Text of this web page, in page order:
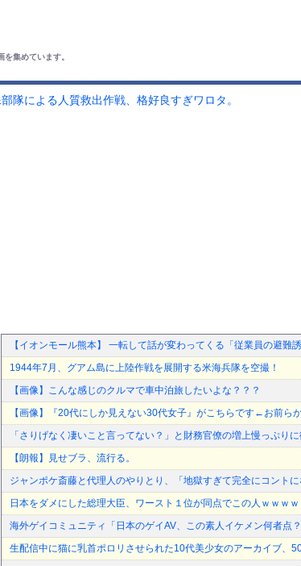
集めています。
隊による人質救出作戦、格好良すぎワロタ。
【イオンモール熊本】 一転して話が変わってくる「従業員の避難
1944年7月、グアム島に上陸作戦を展開する米海兵隊を空撮！
【画像】こんな感じのクルマで車中泊旅したいよな？？？
【画像】『20代にしか見えない30代女子』がこちらです←お前ら
「さりげなく凄いこと言ってない？」と財務官僚の増上慢っぷり
【朗報】見せブラ、流行る。
ジャンポケ斎藤と代理人のやりとり、「地獄すぎて完全にコント
日本をダメにした総理大臣、ワースト１位が同点でこの人ｗｗｗｗ
海外ゲイコミュニティ「日本のゲイAV、この素人イケメン何者点
生配信中に猫に乳首ポロリさせられた10代美少女のアーカイブ、